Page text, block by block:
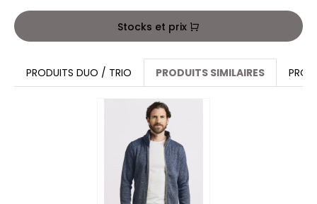
- BLOUSON
Stocks et prix
PRODUITS DUO / TRIO PRODUITS SIMILAIRES